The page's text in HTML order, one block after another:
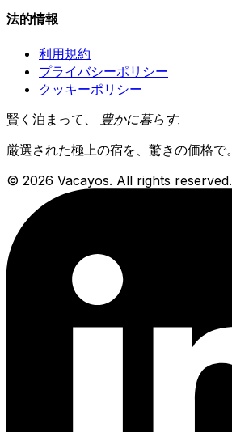
法的情報
利用規約
プライバシーポリシー
クッキーポリシー
賢く泊まって、 豊かに暮らす.
厳選された極上の宿を、驚きの価格で。
© 2026 Vacayos. All rights reserved.